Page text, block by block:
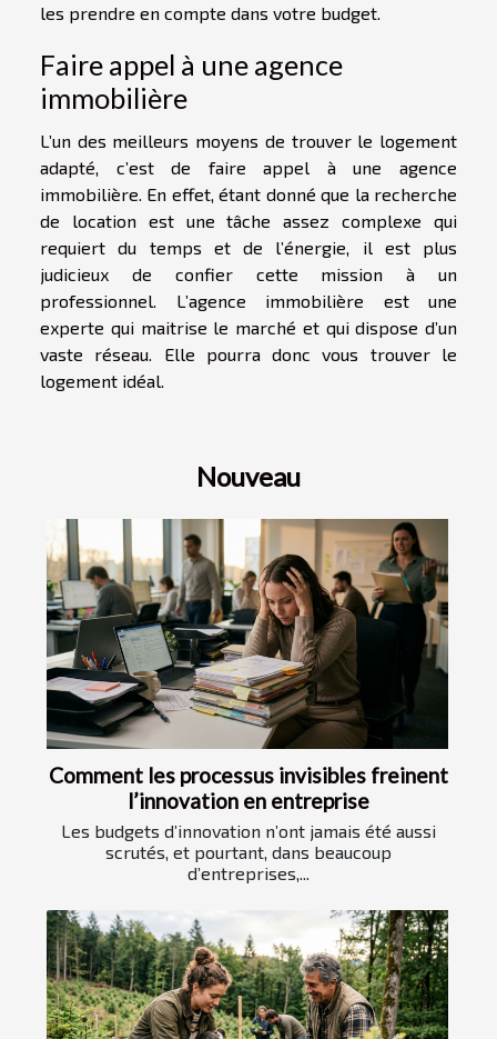
les prendre en compte dans votre budget.
Faire appel à une agence
immobilière
L’un des meilleurs moyens de trouver le logement
adapté, c’est de faire appel à une agence
immobilière. En effet, étant donné que la recherche
de location est une tâche assez complexe qui
requiert du temps et de l’énergie, il est plus
judicieux de confier cette mission à un
professionnel. L’agence immobilière est une
experte qui maitrise le marché et qui dispose d’un
vaste réseau. Elle pourra donc vous trouver le
logement idéal.
Nouveau
Comment les processus invisibles freinent
l’innovation en entreprise
Les budgets d’innovation n’ont jamais été aussi
scrutés, et pourtant, dans beaucoup
d’entreprises,...